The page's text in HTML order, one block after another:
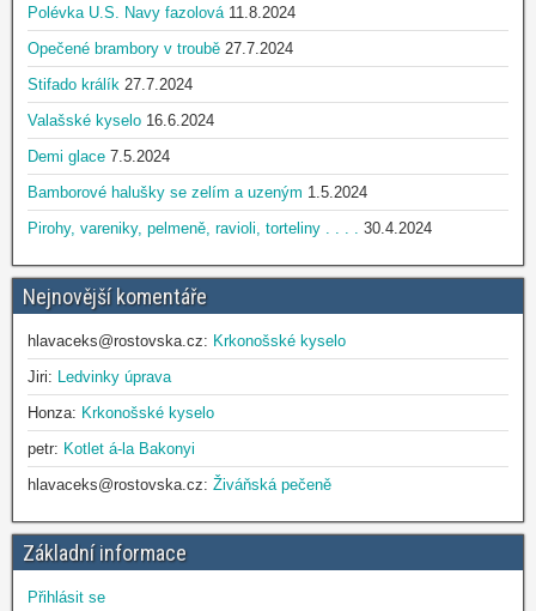
Polévka U.S. Navy fazolová 11.8.2024
Opečené brambory v troubě 27.7.2024
Stifado králík 27.7.2024
Valašské kyselo 16.6.2024
Demi glace 7.5.2024
Bamborové halušky se zelím a uzeným 1.5.2024
Pirohy, vareniky, pelmeně, ravioli, torteliny . . . .
30.4.2024
Nejnovější komentáře
hlavaceks@rostovska.cz: Krkonošské kyselo
Jiri: Ledvinky úprava
Honza: Krkonošské kyselo
petr: Kotlet á-la Bakonyi
hlavaceks@rostovska.cz: Živáňská pečeně
Základní informace
Přihlásit se